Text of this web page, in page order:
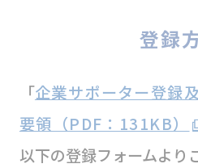
登録
「企業サポーター登録
要領（PDF：131KB）
以下の登録フォームより